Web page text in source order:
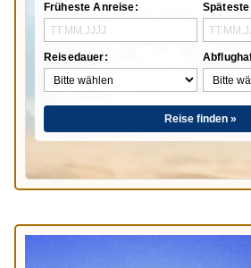
Früheste Anreise:
Reisedauer:
Reise finden »